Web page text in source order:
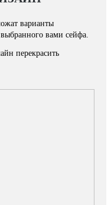
варианты
вами сейфа.
перекрасить